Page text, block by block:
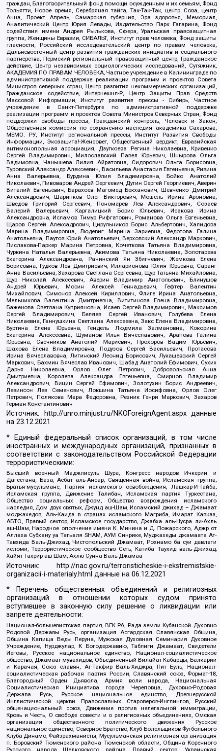
граждан, Благотворительный фонд помощи осужденным и их семьям, Фонд
Тольятти, Новое время, Серебряная тайга, Так-Так-Так, центр Сова, центр
Анна, Проект Апрель, Самарская губерния, Эра здоровья, Мемориал,
Аналитический Центр Юрия Левады, Издательство Парк Гагарина, Фонд
содействия имени Андрея Рылькова, Сфера, Уральская правозащитная
группа, Женщины Евразии, СИБАЛЬТ, Институт прав человека, Фонд защиты
гласности, Российский исследовательский центр по правам человека,
Дальневосточный центр развития гражданских инициатив и социального
партнерства, Пермский региональный правозащитный центр, Гражданское
действие, Центр независимых социологических исследований, Сутяжник,
АКАДЕМИЯ ПО ПРАВАМ ЧЕЛОВЕКА, Частное учреждение в Калининграде по
административной поддержке реализации программ и проектов Совета
Министров северных стран, Центр развития некоммерческих организаций,
Гражданское содействие, Интернешнл-Р, Центр Защиты Прав Средств
Массовой Информации, Институт развития прессы - Сибирь, Частное
учреждение в Санкт-Петербурге по административной поддержке
реализации программ и проектов Совета Министров Северных Стран, Фонд
поддержки свободы прессы, Гражданский контроль, Человек и Закон,
Общественная комиссия по сохранению наследия академика Сахарова,
МЕМО. РУ, Институт региональной прессы, Институт Развития Свободы
Информации, Экозащита!-Женсовет, Общественный вердикт, Евразийская
антимонопольная ассоциация, Дзугкоева Регина Николаевна, Кривенко
Сергей Владимирович, Милославский Павел Юрьевич, Шнырова Ольга
Вадимовна, Чанышева Лилия Айратовна, Сидорович Ольга Борисовна,
Туровский Александр Алексеевич, Васильева Анастасия Евгеньевна, Ривина
Анна Валерьевна, Бурдина Юлия Владимировна, Бойко Анатолий
Николаевич, Пивоваров Андрей Сергеевич, Дугин Сергей Георгиевич, Аверин
Виталий Евгеньевич, Барахоев Магомед Бекханович, Шевченко Дмитрий
Александрович, Шарипков Олег Викторович, Мошель Ирина Ароновна,
Шведов Григорий Сергеевич, Пономарев Лев Александрович, Созаев
Валерий Валерьевич, Каргалицкий Борис Юльевич, Исакова Ирина
Александровна, Исламов Тимур Рифгатович, Романова Ольга Евгеньевна,
Щаров Сергей Алексадрович, Цирульников Борис Альбертович, Халидова
Марина Владимировна, Людевиг Марина Зариевна, Федотова Галина
Анатольевна, Паутов Юрий Анатольевич, Верховский Александр Маркович,
Пислакова-Паркер Марина Петровна, Кочеткова Татьяна Владимировна,
Чуркина Наталья Валерьевна, Акимова Татьяна Николаевна, Золотарева
Екатерина Александровна, Рачинский Ян Збигневич, Жемкова Елена
Борисовна, Гудков Лев Дмитриевич, Илларионова Юлия Юрьевна, Саранг
Анна Васильевна, Захарова Светлана Сергеевна, Щур Татьяна Михайловна,
Щур Николай Алексеевич, Аверин Владимир Анатольевич, Блинушов
Андрей Юрьевич, Мосин Алексей Геннадьевич, Гефтер Валентин
Михайлович, Симонов Алексей Кириллович, Флиге Ирина Анатольевна,
Мельникова Валентина Дмитриевна, Вититинова Елена Владимировна,
Баженова Светлана Куприяновна, Исаев Сергей Владимирович, Максимов
Сергей Владимирович, Беляев Сергей Иванович, Голубева Елена
Николаевна, Ганнушкина Светлана Алексеевна, Закс Елена Владимировна,
Буртина Елена Юрьевна, Гендель Людмила Залмановна, Кокорина
Екатерина Алексеевна, Шуманов Илья Вячеславович, Арапова Галина
Юрьевна, Свечников Анатолий Мариевич, Прохоров Вадим Юрьевич,
Шахова Елена Владимировна, Подузов Сергей Васильевич, Протасова
Ирина Вячеславовна, Литинский Леонид Борисович, Лукашевский Сергей
Маркович, Бахмин Вячеслав Иванович, Шабад Анатолий Ефимович, Сухих
Дарья Николаевна, Орлов Олег Петрович, Добровольская Анна
Дмитриевна, Королева Александра Евгеньевна, Смирнов Владимир
Александрович, Вицин Сергей Ефимович, Золотухин Борис Андреевич,
Левинсон Лев Семенович, Локшина Татьяна Иосифовна, Орлов Олег
Петрович, Полякова Мара Федоровна, Резник Генри Маркович, Захаров
Герман Константинович
Источник: http://unro.minjust.ru/NKOForeignAgent.aspxданные
на23.12.2021
* Единый федеральный список организаций, в том числе
иностранных и международных организаций, признанных в
соответствии с законодательством Российской Федерации
террористическими:
Высший военный Маджлисуль Шура, Конгресс народов Ичкерии и
Дагестана, База, Асбат аль-Ансар, Священная война, Исламская группа,
Братья-мусульмане, Партия исламского освобождения, Лашкар-И-Тайба,
Исламская группа, Движение Талибан, Исламская партия Туркестана,
Общество социальных реформ, Общество возрождения исламского
наследия, Дом двух святых, Джунд аш-Шам, Исламский джихад – Джамаат
моджахедов, Аль-Каида в странах исламского Магриба, Имарат Кавказ,
АБТО, Правый сектор, Исламское государство, Джабха аль-Нусра ли-Ахль
аш-Шам, Народное ополчение имени К. Минина и Д. Пожарского, Аджр от
Аллаха Субхану уа Тагьаля SHAM, АУМ Синрике, Муджахеды джамаата Ат-
Тавхида Валь-Джихад, Чистопольский Джамаат, Рохнамо ба суи давлати
исломи, Террористическое сообщество Сеть, Катиба Таухид валь-Джихад,
Хайят Тахрир аш-Шам, Ахлю Сунна Валь Джамаа
Источник:
http://nac.gov.ru/terroristicheskie-i-ekstremistskie-
organizacii-i-materialy.html данные на06.12.2021
* Перечень общественных объединений и религиозных
организаций в отношении которых судом принято
вступившее в законную силу решение о ликвидации или
запрете деятельности:
Национал-большевистская партия, ВЕК РА, Рада земли Кубанской Духовно
Родовой Державы Русь, организация Асгардская Славянская Община,
Община Капища Веды Перуна, Мужская Духовная Семинария Духовное
Учреждение, Нурджулар, К Богодержавию, Таблиги Джамаат, Свидетели
Иеговы, Русское национальное единство, Национал-социалистическое
общество, Джамаат мувахидов, Объединенный Вилайат Кабарды, Балкарии
и Карачая, Союз славян, Ат-Такфир Валь-Хиджра, Пит Буль, Национал-
социалистическая рабочая партия России, Славянский союз, Формат-18,
Благородный Орден Дьявола, Армия воли народа, Национальная
Социалистическая Инициатива города Череповца, Духовно-Родовая
Держава Русь, Русское национальное единство, Древнерусской
Инглистической церкви Православных Староверов-Инглингов, Русский
общенациональный союз, Движение против нелегальной иммиграции,
Кровь и Честь, О свободе совести и о религиозных объединениях, Омская
организация общественного политического движения Русское
национальное единство, Северное Братство, Клуб Болельщиков Футбольного
Клуба Динамо, Файзрахманисты, Мусульманская религиозная организация
п. Боровский Тюменского района Тюменской области, Община Коренного
Русского народа Щелковского района, Правый сектор, Украинская